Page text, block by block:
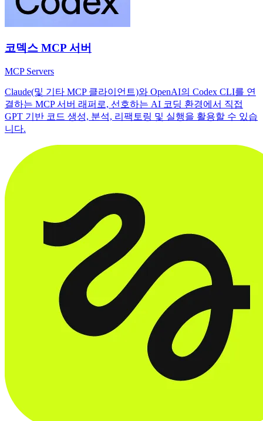
코덱스 MCP 서버
MCP Servers
Claude(및 기타 MCP 클라이언트)와 OpenAI의 Codex CLI를 연
결하는 MCP 서버 래퍼로, 선호하는 AI 코딩 환경에서 직접
GPT 기반 코드 생성, 분석, 리팩토링 및 실행을 활용할 수 있습
니다.